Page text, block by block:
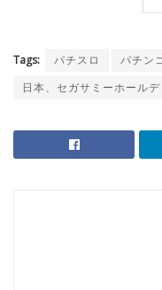
Tags: パチスロ パチン
日本、セガサミーホール